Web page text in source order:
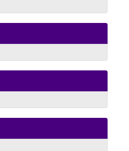
전시는 미니어처
가인 다나카 타츠야와의 협업도
에서 공개된 핑구 작품 3점을 처
시를 위해 제작되는 신작도 현장
이부터 어른까지 모두 즐길 수
구의 히스토리와 등장 캐릭터, 작
한 스톱모션 애니메이션입니다.
테스트 필름이 제작된 이후,